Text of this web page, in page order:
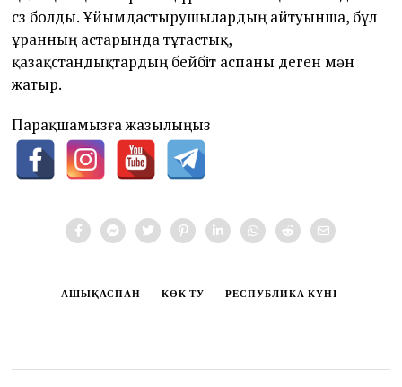
сөз болды. Ұйымдастырушылардың айтуынша, бұл
ұранның астарында тұтастық,
қазақстандықтардың бейбіт аспаны деген мән
жатыр.
Парақшамызға жазылыңыз
АШЫҚАСПАН КӨК ТУ РЕСПУБЛИКА КҮНІ